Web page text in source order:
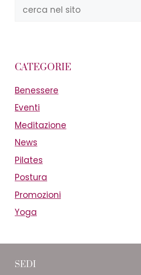
CATEGORIE
Benessere
Eventi
Meditazione
News
Pilates
Postura
Promozioni
Yoga
SEDI